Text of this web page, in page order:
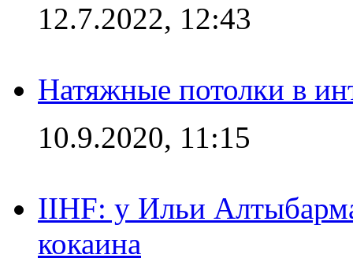
12.7.2022, 12:43
Натяжные потолки в
10.9.2020, 11:15
IIHF: у Ильи
кокаина